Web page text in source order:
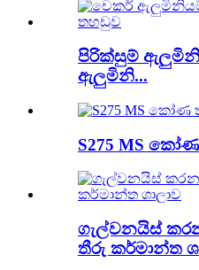
පිරික්සුම්
ඇලුමිනි...
S275 MS
ගැල්වනයිස්
තීරු කර්මාන්ත